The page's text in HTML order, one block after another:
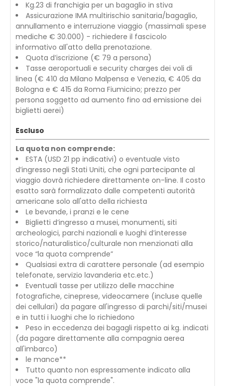
Kg.23 di franchigia per un bagaglio in stiva
Assicurazione IMA multirischio sanitaria/bagaglio,
annullamento e interruzione viaggio (massimali spese
mediche € 30.000) - richiedere il fascicolo
informativo all'atto della prenotazione.
Quota d’iscrizione (€ 79 a persona)
Tasse aeroportuali e security charges dei voli di
linea (€ 410 da Milano Malpensa e Venezia, € 405 da
Bologna e € 415 da Roma Fiumicino; prezzo per
persona soggetto ad aumento fino ad emissione dei
biglietti aerei)
Escluso
La quota non comprende:
ESTA (USD 21 pp indicativi) o eventuale visto
d’ingresso negli Stati Uniti, che ogni partecipante al
viaggio dovrà richiedere direttamente on-line. Il costo
esatto sarà formalizzato dalle competenti autorità
americane solo all'atto della richiesta
Le bevande, i pranzi e le cene
Biglietti d’ingresso a musei, monumenti, siti
archeologici, parchi nazionali e luoghi d’interesse
storico/naturalistico/culturale non menzionati alla
voce “la quota comprende”
Qualsiasi extra di carattere personale (ad esempio
telefonate, servizio lavanderia etc.etc.)
Eventuali tasse per utilizzo delle macchine
fotografiche, cineprese, videocamere (incluse quelle
dei cellulari) da pagare all'ingresso di parchi/siti/musei
e in tutti i luoghi che lo richiedono
Peso in eccedenza dei bagagli rispetto ai kg. indicati
(da pagare direttamente alla compagnia aerea
all'imbarco)
le mance**
Tutto quanto non espressamente indicato alla
voce "la quota comprende".